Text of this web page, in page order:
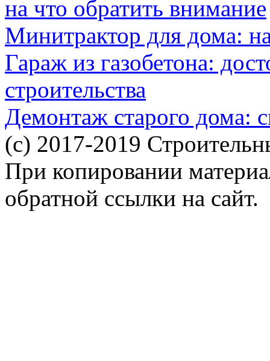
на что обратить внимание
Минитрактор для дома:
Гараж из газобетона:
строительства
Демонтаж старого дома:
(c) 2017-2019
При копировании
обратной ссылки на сайт.